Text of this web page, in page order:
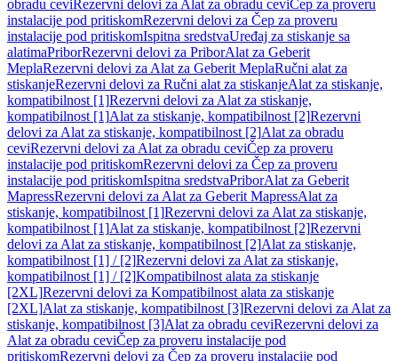
obradu ceviRezervni delovi za Alat za obradu ceviČep za proveru
instalacije pod pritiskomRezervni delovi za Čep za proveru
instalacije pod pritiskomIspitna sredstvaUređaj za stiskanje sa
alatimaPriborRezervni delovi za PriborAlat za Geberit
MeplaRezervni delovi za Alat za Geberit MeplaRučni alat za
stiskanjeRezervni delovi za Ručni alat za stiskanjeAlat za stiskanje,
kompatibilnost [1]Rezervni delovi za Alat za stiskanje,
kompatibilnost [1]Alat za stiskanje, kompatibilnost [2]Rezervni
delovi za Alat za stiskanje, kompatibilnost [2]Alat za obradu
ceviRezervni delovi za Alat za obradu ceviČep za proveru
instalacije pod pritiskomRezervni delovi za Čep za proveru
instalacije pod pritiskomIspitna sredstvaPriborAlat za Geberit
MapressRezervni delovi za Alat za Geberit MapressAlat za
stiskanje, kompatibilnost [1]Rezervni delovi za Alat za stiskanje,
kompatibilnost [1]Alat za stiskanje, kompatibilnost [2]Rezervni
delovi za Alat za stiskanje, kompatibilnost [2]Alat za stiskanje,
kompatibilnost [1] / [2]Rezervni delovi za Alat za stiskanje,
kompatibilnost [1] / [2]Kompatibilnost alata za stiskanje
[2XL]Rezervni delovi za Kompatibilnost alata za stiskanje
[2XL]Alat za stiskanje, kompatibilnost [3]Rezervni delovi za Alat za
stiskanje, kompatibilnost [3]Alat za obradu ceviRezervni delovi za
Alat za obradu ceviČep za proveru instalacije pod
pritiskomRezervni delovi za Čep za proveru instalacije pod